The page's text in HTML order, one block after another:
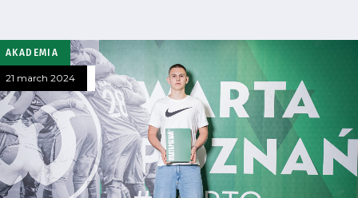
AKADEMIA
21 march 2024